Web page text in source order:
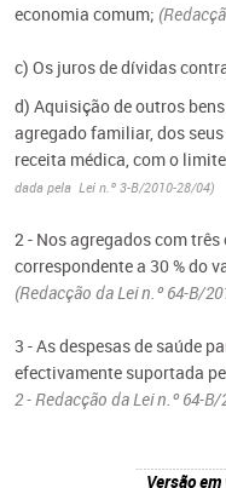
economia comum;
c) Os juros de dívidas
d) Aquisição de outros
agregado familiar, dos
receita médica, com o
dada pela Lei n.º 3-B/2010-28/04)
2 - Nos agregados com
correspondente a 30 % do
(Redacção da Lei n.º 64-B/
3 - As despesas de saúde
efectivamente suportada
2 - Redacção da Lei n.º 64-
Versão